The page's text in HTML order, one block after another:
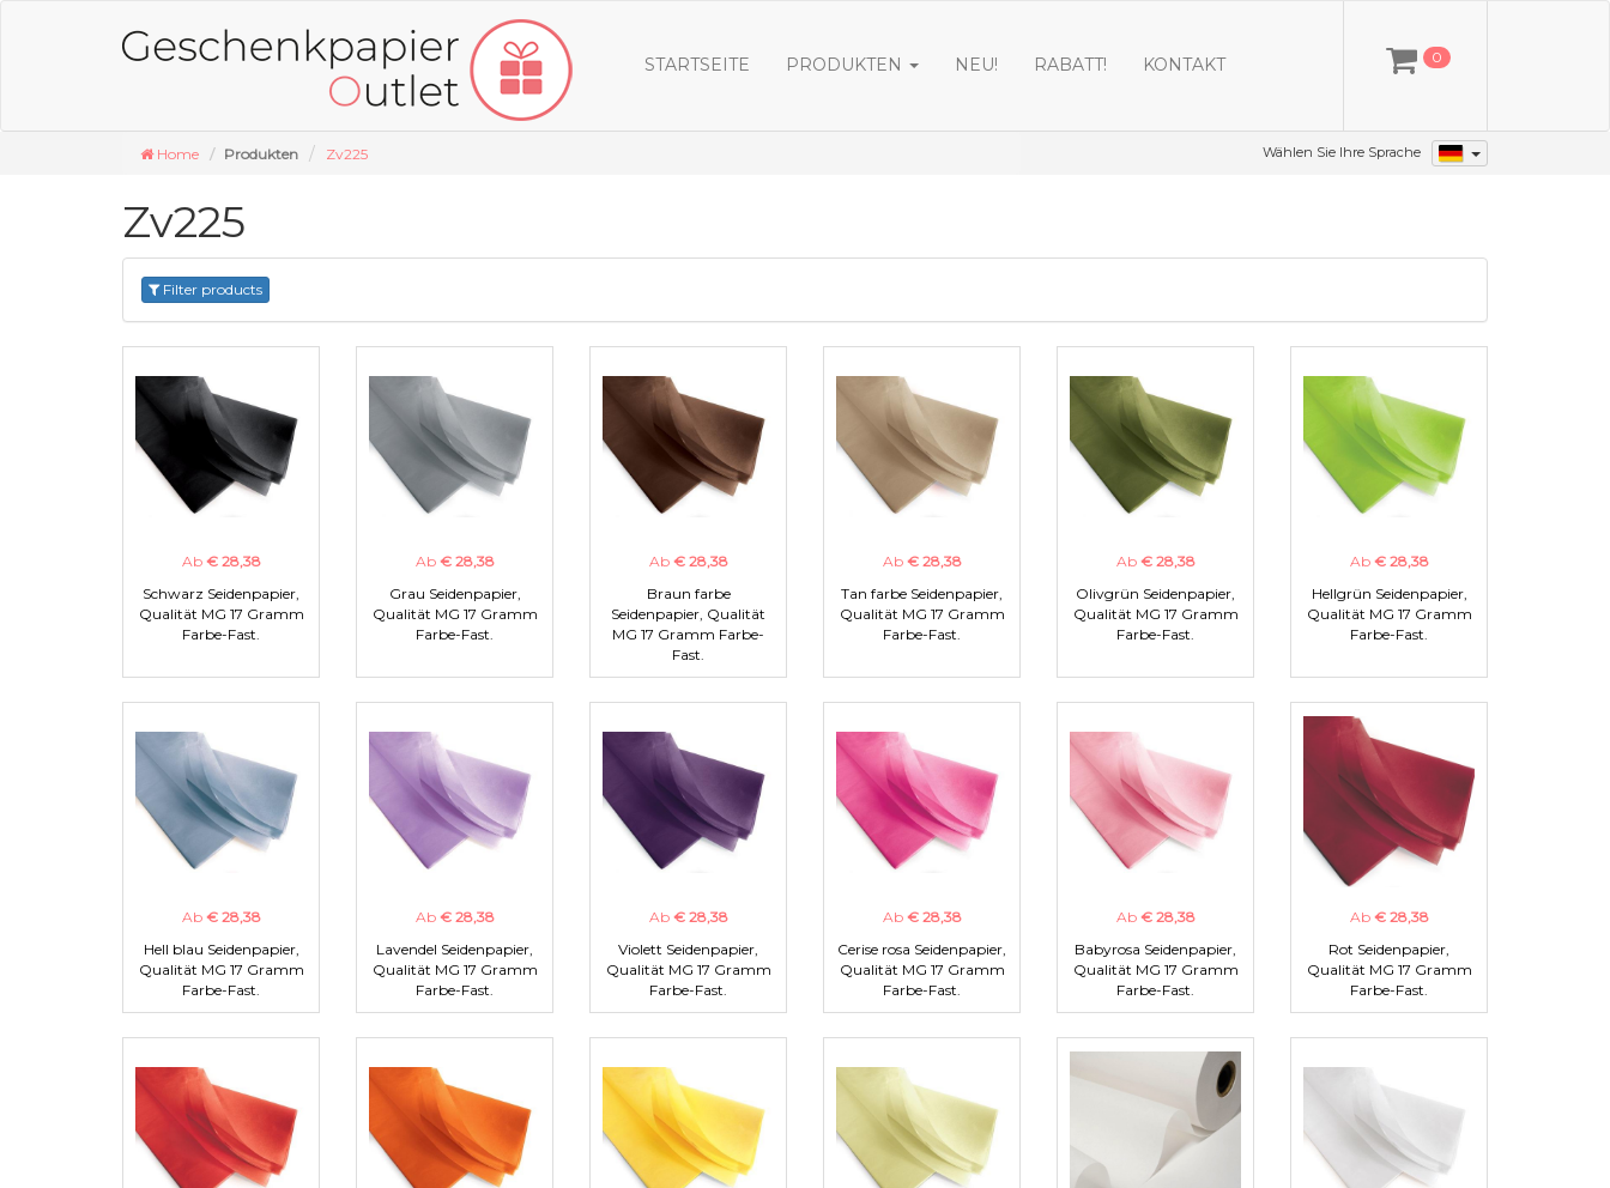
STARTSEITE PRODUKTEN NEU! RABATT! KONTAKT 0
Home Produkten Zv225 Wählen Sie Ihre Sprache
Zv225
Filter products
Ab € 28,38
Schwarz Seidenpapier,
Qualität MG 17 Gramm
Farbe-Fast.
Ab € 28,38
Grau Seidenpapier,
Qualität MG 17 Gramm
Farbe-Fast.
Ab € 28,38
Braun farbe
Seidenpapier, Qualität
MG 17 Gramm Farbe-
Fast.
Ab € 28,38
Tan farbe Seidenpapier,
Qualität MG 17 Gramm
Farbe-Fast.
Ab € 28,38
Olivgrün Seidenpapier,
Qualität MG 17 Gramm
Farbe-Fast.
Ab € 28,38
Hellgrün Seidenpapier,
Qualität MG 17 Gramm
Farbe-Fast.
Ab € 28,38
Hell blau Seidenpapier,
Qualität MG 17 Gramm
Farbe-Fast.
Ab € 28,38
Lavendel Seidenpapier,
Qualität MG 17 Gramm
Farbe-Fast.
Ab € 28,38
Violett Seidenpapier,
Qualität MG 17 Gramm
Farbe-Fast.
Ab € 28,38
Cerise rosa Seidenpapier,
Qualität MG 17 Gramm
Farbe-Fast.
Ab € 28,38
Babyrosa Seidenpapier,
Qualität MG 17 Gramm
Farbe-Fast.
Ab € 28,38
Rot Seidenpapier,
Qualität MG 17 Gramm
Farbe-Fast.